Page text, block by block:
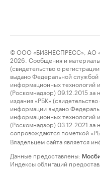
© ООО «БИЗНЕСПРЕСС», АО
2026. Сообщения и
(свидетельство о
выдано Федеральной службой
информационных технологий
(Роскомнадзор) 09.12.2015
издания «РБК»
информации выдано
информационных технологий
(Роскомнадзор) 03.12.2021
сопровождаются пометкой
Владельцем сайта является
Данные предоставлены:
Индексы облигаций